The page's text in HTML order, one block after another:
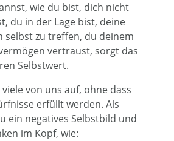
wie du bist, dich nicht
du in der Lage bist, deine
selbst zu treffen, du deinem
vertraust, sorgt das
Selbstwert.
von uns auf, ohne dass
erfüllt werden. Als
ein negatives Selbstbild und
im Kopf, wie: